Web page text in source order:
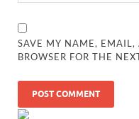
SAVE MY NAME,
BROWSER FOR THE